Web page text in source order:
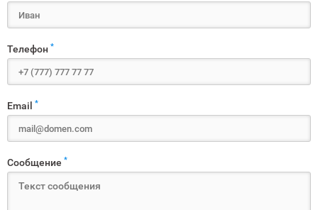
Телефон *
Email *
Сообщение *